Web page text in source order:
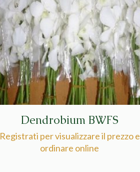
Dendrobium BWFS
Registrati per visualizzare il prezzo e
ordinare online